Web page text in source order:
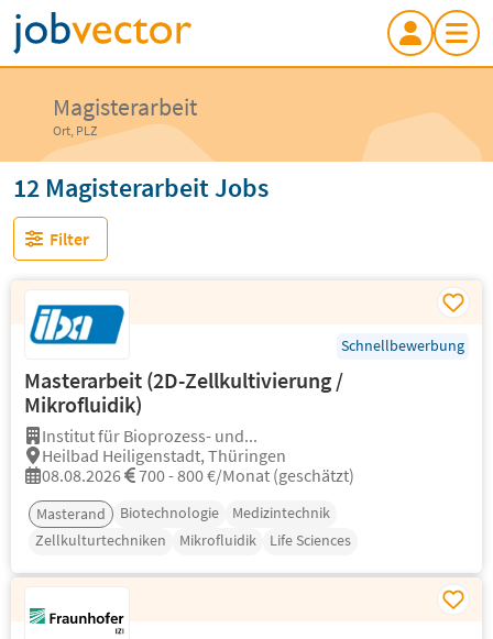
Magisterarbeit
Ort, PLZ
12 Magisterarbeit Jobs
Filter
Schnellbewerbung
Masterarbeit (2D-Zellkultivierung /
Mikrofluidik)
Institut für Bioprozess- und...
Heilbad Heiligenstadt, Thüringen
08.08.2026
700 - 800 €/Monat (geschätzt)
Masterand Biotechnologie
Medizintechnik
Zellkulturtechniken
Mikrofluidik Life Sciences